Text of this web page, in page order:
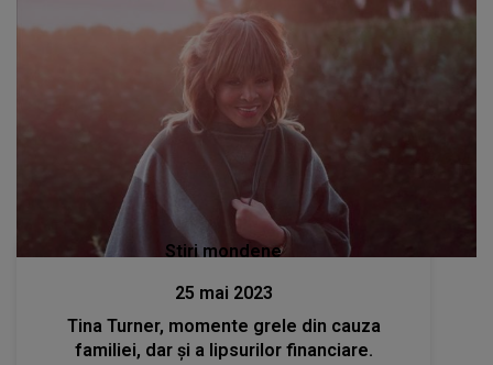
Stiri mondene
25 mai 2023
Tina Turner, momente grele din cauza
familiei, dar și a lipsurilor financiare.